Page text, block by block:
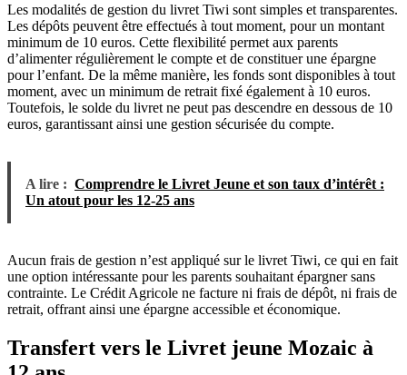
Les modalités de gestion du livret Tiwi sont simples et transparentes.
Les dépôts peuvent être effectués à tout moment, pour un montant
minimum de 10 euros. Cette flexibilité permet aux parents
d’alimenter régulièrement le compte et de constituer une épargne
pour l’enfant. De la même manière, les fonds sont disponibles à tout
moment, avec un minimum de retrait fixé également à 10 euros.
Toutefois, le solde du livret ne peut pas descendre en dessous de 10
euros, garantissant ainsi une gestion sécurisée du compte.
A lire : Comprendre le Livret Jeune et son taux d’intérêt :
Un atout pour les 12-25 ans
Aucun frais de gestion n’est appliqué sur le livret Tiwi, ce qui en fait
une option intéressante pour les parents souhaitant épargner sans
contrainte. Le Crédit Agricole ne facture ni frais de dépôt, ni frais de
retrait, offrant ainsi une épargne accessible et économique.
Transfert vers le Livret jeune Mozaic à